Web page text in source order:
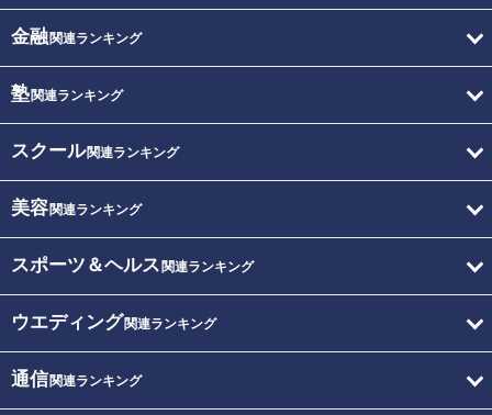
金融関連ランキング
塾関連ランキング
スクール関連ランキング
美容関連ランキング
スポーツ＆ヘルス 関連ランキング
ウエディング関連ランキング
通信関連ランキング